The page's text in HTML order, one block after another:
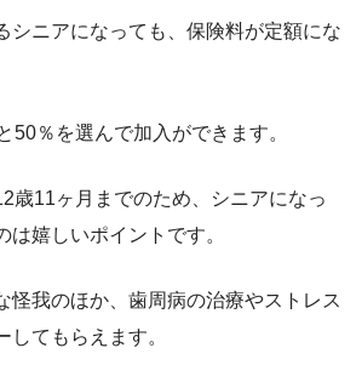
シニアになっても、保険料が定額にな
50％を選んで加入ができます。
歳11ヶ月までのため、シニアになっ
は嬉しいポイントです。
怪我のほか、歯周病の治療やストレス
してもらえます。